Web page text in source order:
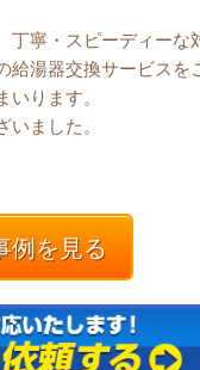
丁寧・スピーディーな
給湯器交換サービスを
ります。
ました。
例を見る